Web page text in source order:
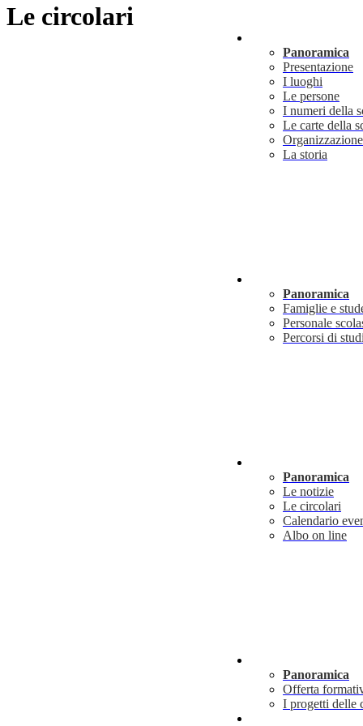
Panoramica
Presentazione
I luoghi
Le persone
I numeri della
Le carte della
Organizzazione
La storia
Panoramica
Famiglie e
Personale
Percorsi di
Panoramica
Le notizie
Le circolari
Calendario
Albo on line
Panoramica
Offerta
I progetti delle
Le circolari